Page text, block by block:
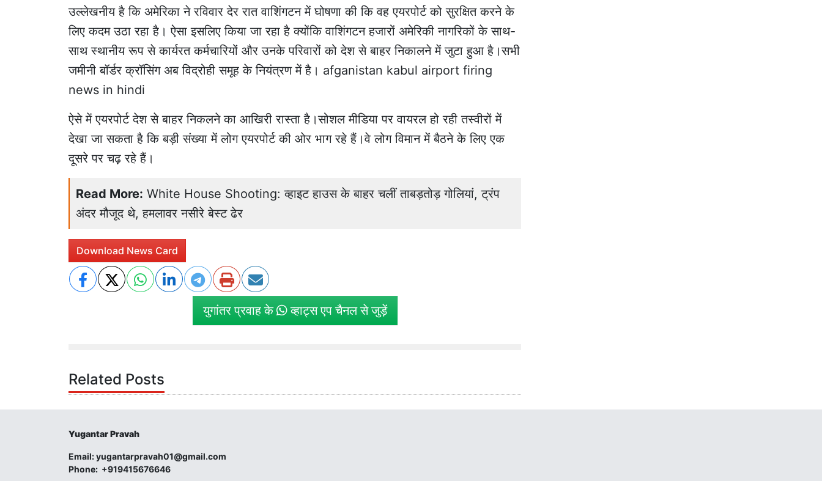
उल्लेखनीय है कि अमेरिका ने रविवार देर रात वाशिंगटन में घोषणा की कि वह एयरपोर्ट को सुरक्षित करने के
लिए कदम उठा रहा है। ऐसा इसलिए किया जा रहा है क्योंकि वाशिंगटन हजारों अमेरिकी नागरिकों के साथ-
साथ स्थानीय रूप से कार्यरत कर्मचारियों और उनके परिवारों को देश से बाहर निकालने में जुटा हुआ है।सभी
जमीनी बॉर्डर क्रॉसिंग अब विद्रोही समूह के नियंत्रण में है। afganistan kabul airport firing
news in hindi
ऐसे में एयरपोर्ट देश से बाहर निकलने का आखिरी रास्ता है।सोशल मीडिया पर वायरल हो रही तस्वीरों में
देखा जा सकता है कि बड़ी संख्या में लोग एयरपोर्ट की ओर भाग रहे हैं।वे लोग विमान में बैठने के लिए एक
दूसरे पर चढ़ रहे हैं।
Read More: White House Shooting: व्हाइट हाउस के बाहर चलीं ताबड़तोड़ गोलियां, ट्रंप
अंदर मौजूद थे, हमलावर नसीरे बेस्ट ढेर
Download News Card
युगांतर प्रवाह के व्हाट्स एप चैनल से जुड़ें
Related Posts
Yugantar Pravah
Email:yugantarpravah01@gmail.com
Phone: +919415676646